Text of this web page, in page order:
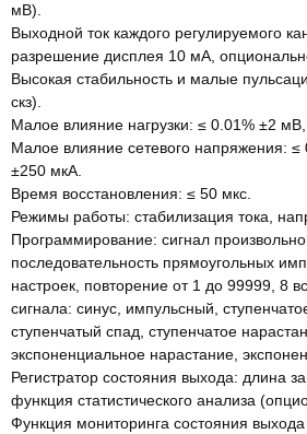
мВ).
Выходной ток каждого регулируемого
разрешение дисплея 10 мА,
Высокая стабильность и малые
скз).
Малое влияние нагрузки: ≤ 0.01% ±2
Малое влияние сетевого напряжения:
±250 мкА.
Время восстановления: ≤ 50 мкс.
Режимы работы: стабилизация тока,
Программирование: сигнал
последовательность прямоугольных
настроек, повторение от 1 до 99999, 8
сигнала: синус, импульсный,
ступенчатый спад, ступенчатое
экспоненциальное нарастание,
Регистратор состояния выхода: длина
функция статистического анализа
Функция мониторинга состояния